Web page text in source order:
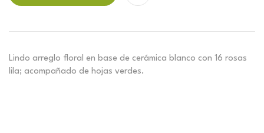
Lindo arreglo floral en base de cerámica blanco con 16 rosas
lila; acompañado de hojas verdes.